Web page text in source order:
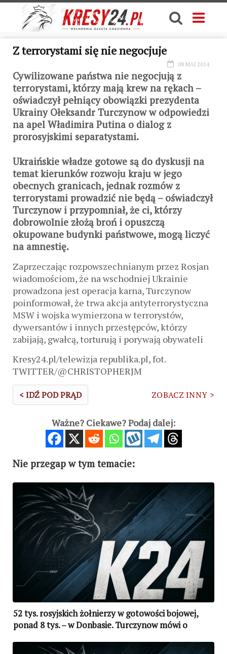
Z terrorystami się nie negocjuje
08 MAJ 2014
Cywilizowane państwa nie negocjują z
terrorystami, którzy mają krew na rękach –
oświadczył pełniący obowiązki prezydenta
Ukrainy Ołeksandr Turczynow w odpowiedzi
na apel Władimira Putina o dialog z
prorosyjskimi separatystami.
Ukraińskie władze gotowe są do dyskusji na
temat kierunków rozwoju kraju w jego
obecnych granicach, jednak rozmów z
terrorystami prowadzić nie będą – oświadczył
Turczynow i przypomniał, że ci, którzy
dobrowolnie złożą broń i opuszczą
okupowane budynki państwowe, mogą liczyć
na amnestię.
Zaprzeczając rozpowszechnianym przez Rosjan
wiadomościom, że na wschodniej Ukrainie
prowadzona jest operacja karna, Turczynow
poinformował, że trwa akcja antyterrorystyczna
MSW i wojska wymierzona w terrorystów,
dywersantów i innych przestępców, którzy
zabijają, gwałcą, torturują i porywają obywateli
Kresy24.pl/telewizja republika.pl, fot.
TWITTER/@CHRISTOPHERJM
< IDŹ POD PRĄD ZOBACZ INNY >
Ważne? Ciekawe? Podaj dalej:
Nie przegap w tym temacie:
52 tys. rosyjskich żołnierzy w gotowości bojowej,
ponad 8 tys. – w Donbasie. Turczynow mówi o